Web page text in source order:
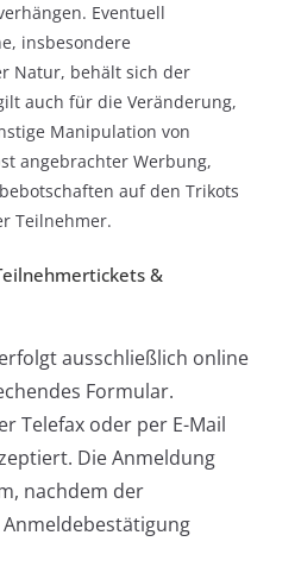
Eventuell
insbesondere
Natur, behält sich der
auch für die Veränderung,
Manipulation von
angebrachter Werbung,
auf den Trikots
Teilnehmer.
&
ausschließlich online
Formular.
Telefax oder per E-Mail
Die Anmeldung
nachdem der